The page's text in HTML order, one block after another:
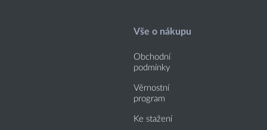
Vše o nákupu
Obchodní
podmínky
Věrnostní
program
Ke stažení